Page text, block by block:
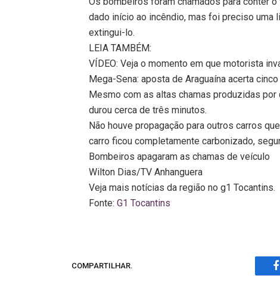
dado início ao incêndio, mas foi preciso uma
extingui-lo.
LEIA TAMBÉM:
VÍDEO: Veja o momento em que motorista
Mega-Sena: aposta de Araguaína acerta
Mesmo com as altas chamas produzidas
durou cerca de três minutos.
Não houve propagação para outros carros
carro ficou completamente carbonizado,
Bombeiros apagaram as chamas de veículo
Wilton Dias/TV Anhanguera
Veja mais notícias da região no g1 Tocantins.
Fonte:G1 Tocantins
COMPARTILHAR.